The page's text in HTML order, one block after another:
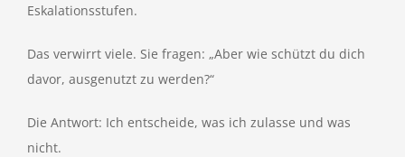
Eskalationsstufen.
Das verwirrt viele. Sie fragen: „Aber wie schützt du dich
davor, ausgenutzt zu werden?“
Die Antwort: Ich entscheide, was ich zulasse und was
nicht.